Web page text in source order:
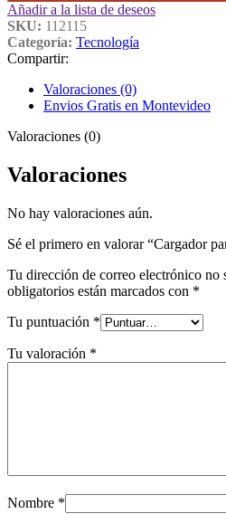
Añadir a la lista de deseos
SKU: 112115
Categoría: Tecnología
Compartir:
Valoraciones (0)
Envios Gratis en Montevideo
Valoraciones (0)
Valoraciones
No hay valoraciones aún.
Sé el primero en valorar “Cargador
Tu dirección de correo electrónico no
obligatorios están marcados con *
Tu puntuación *
Tu valoración *
Nombre *